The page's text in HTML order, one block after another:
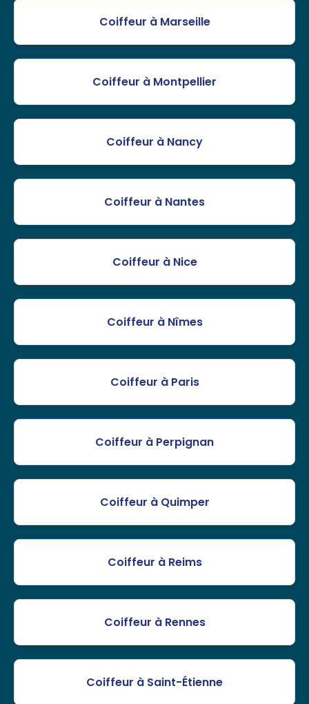
Coiffeur à Marseille
Coiffeur à Montpellier
Coiffeur à Nancy
Coiffeur à Nantes
Coiffeur à Nice
Coiffeur à Nîmes
Coiffeur à Paris
Coiffeur à Perpignan
Coiffeur à Quimper
Coiffeur à Reims
Coiffeur à Rennes
Coiffeur à Saint-Étienne